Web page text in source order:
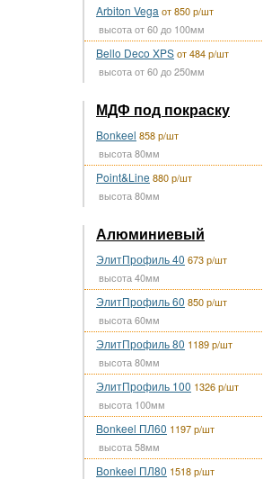
Arbiton Vega от 850 р/шт
высота от 60 до 100мм
Bello Deco XPSот 484 р/шт
высота от 60 до 250мм
МДФ под покраску
Bonkeel 858 р/шт
высота 80мм
Point&Line 880 р/шт
высота 80мм
Алюминиевый
ЭлитПрофиль 40 673 р/шт
высота 40мм
ЭлитПрофиль 60 850 р/шт
высота 60мм
ЭлитПрофиль 80 1189 р/шт
высота 80мм
ЭлитПрофиль 100 1326 р/шт
высота 100мм
Bonkeel ПЛ60 1197 р/шт
высота 58мм
Bonkeel ПЛ80 1518 р/шт